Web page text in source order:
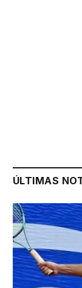
ÚLTIMAS